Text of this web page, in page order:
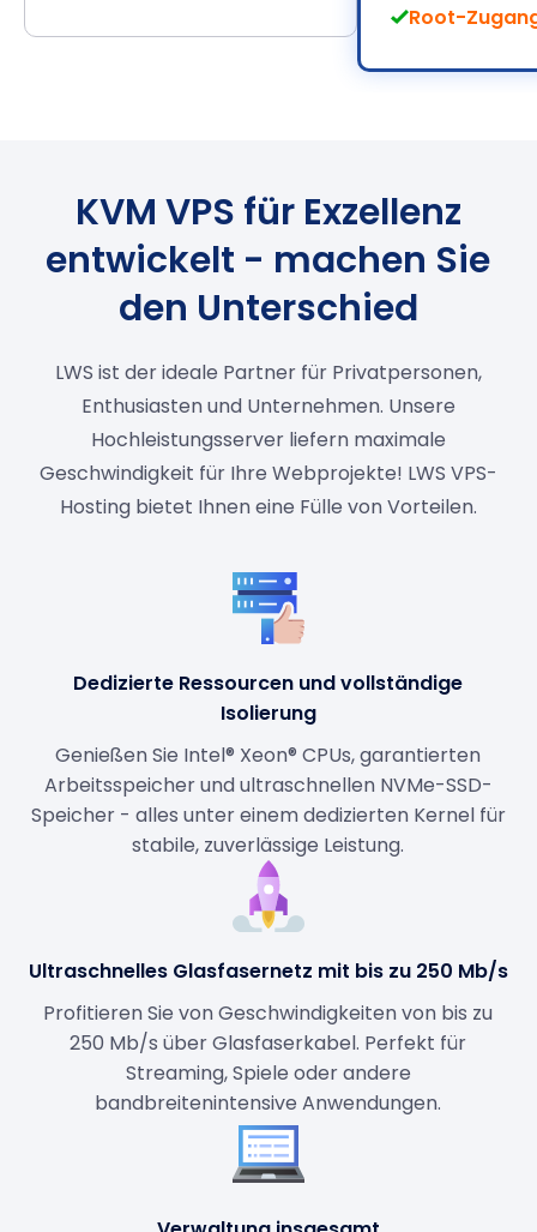
Root-
KVM VPS für Exzellenz
entwickelt - machen Sie
den Unterschied
LWS ist der ideale Partner für Privatpersonen,
Enthusiasten und Unternehmen. Unsere
Hochleistungsserver liefern maximale
Geschwindigkeit für Ihre Webprojekte! LWS VPS-
Hosting bietet Ihnen eine Fülle von Vorteilen.
Dedizierte Ressourcen und vollständige
Isolierung
Genießen Sie Intel® Xeon® CPUs, garantierten
Arbeitsspeicher und ultraschnellen NVMe-SSD-
Speicher - alles unter einem dedizierten Kernel für
stabile, zuverlässige Leistung.
Ultraschnelles Glasfasernetz mit bis zu 250 Mb/s
Profitieren Sie von Geschwindigkeiten von bis zu
250 Mb/s über Glasfaserkabel. Perfekt für
Streaming, Spiele oder andere
bandbreitenintensive Anwendungen.